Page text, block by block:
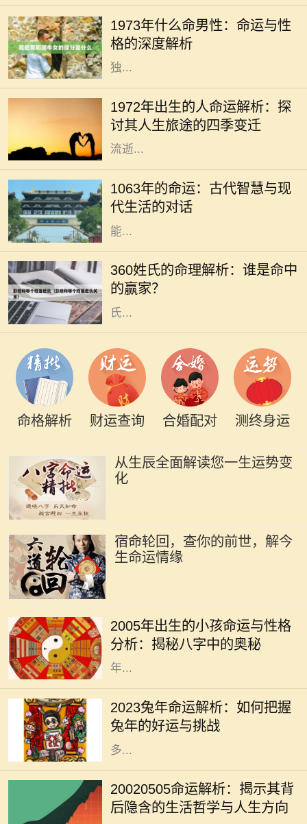
1973年什么命男性：命运与性
格的深度解析
“水牛年”的年份。根据命理学说，
1973年出生的男性被认为是“水命”。
水命的男性在性格和命运上展现出
独...
1972年出生的人命运解析：探
讨其人生旅途的四季变迁
每一个年份都是命运的一个分点，
1972年的出生者更是承载着特定时代
的印记。在这一年的春天，空气中充
满着希望与新生，然而，随着时间的
流逝...
1063年的命运：古代智慧与现
代生活的对话
在历史长河中，每一个年份都承载着
独特的文化和命运，而1063年则是一
个充满神秘和启示的年份。对于现代
人来说，解读这一年所蕴含的智慧，
能...
360姓氏的命理解析：谁是命中
的赢家？
在浩瀚的中华文化中，姓氏不仅仅是
一个符号，更承载着一家人的历史与
文化。360个姓氏各有其独特的命理
特征，今天我们就来探讨一下这些姓
氏...
命格解析 财运查询 合婚配对 测终身运
从生辰全面解读您一生运势变
化
宿命轮回，查你的前世，解今
生命运情缘
2005年出生的小孩命运与性格
分析：揭秘八字中的奥秘
个特殊年份。这一年出生的小孩子，
将在未来的生活中展现出独特的个性
和命运。从命理学的角度来看，2005
年...
2023兔年命运解析：如何把握
兔年的好运与挑战
2023年是兔年，兔年象征着温和、机
智与灵巧。在中国传统文化中，兔子
被视为吉祥的动物，预示着繁荣和好
运。因此，在兔年，我们可以期待许
多...
20020505命运解析：揭示其背
后隐含的生活哲学与人生方向
每一个出生日期都蕴藏着独特的命运
密码，2002年5月5日也是如此。这
一天的组合，不仅仅是数字的叠加，
更是宇宙中某种能量的交汇。通过对